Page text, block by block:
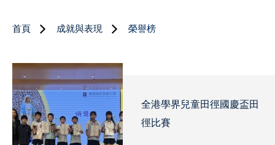
首頁 成就與表現 榮譽榜
全港學界兒童田徑國慶盃田
徑比賽